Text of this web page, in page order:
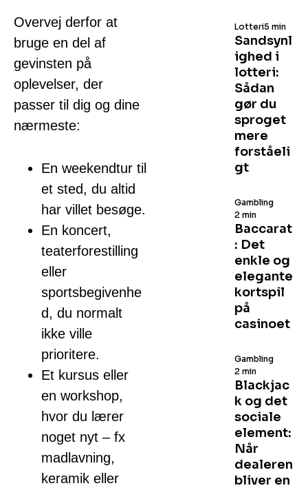
Overvej derfor at
bruge en del af
gevinsten på
oplevelser, der
passer til dig og dine
nærmeste:
En weekendtur til
et sted, du altid
har villet besøge.
En koncert,
teaterforestilling
eller
sportsbegivenhe
d, du normalt
ikke ville
prioritere.
Et kursus eller
en workshop,
hvor du lærer
noget nyt – fx
madlavning,
keramik eller
Sandsynl
ighed i
lotteri:
Sådan
gør du
sproget
mere
forståeli
gt
Lotteri5 min
Baccarat
: Det
enkle og
elegante
kortspil
på
casinoet
Gambling
2 min
Blackjac
k og det
sociale
element:
Når
dealeren
bliver en
Gambling
2 min